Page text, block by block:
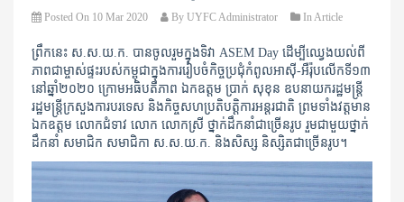
Posted On 10 Mar 2020 By UYFC Administrator In Article
ព្រឹកនេះ ស.ស.យ.ក. បានចូលរួមក្នុងទិវា ASEM Day ដើម្បីឈ្វេងយល់ពី
ភាពជាម្ចាស់ផ្ទះរបស់កម្ពុជាក្នុងការរៀបចំកិច្ចប្រជុំកំពូលអាស៊ី-អឺរ៉ុបលើកទី១៣
នៅឆ្នាំ២០២០ ក្រោមអធិបតីភាព ឯកឧត្តម ប្រាក់ សុខុន​ ឧបនាយករដ្ឋមន្ត្រី
រដ្ឋមន្រ្តីក្រសួងការបរទេស និងកិច្ចសហប្រតិបត្តិការអន្តរជាតិ ព្រមទាំងវត្តមាន
ឯកឧត្តម លោកជំទាវ លោក លោកស្រី ថ្នាក់ដឹកនាំជាច្រើនរូប រួមជាមួយថ្នាក់
ដឹកនាំ សមាជិក សមាជិកា ស.ស.យ.ក.​ និងសិស្ស និស្សិតជាច្រើនរូប។